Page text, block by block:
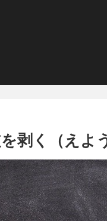
剥く（えよ